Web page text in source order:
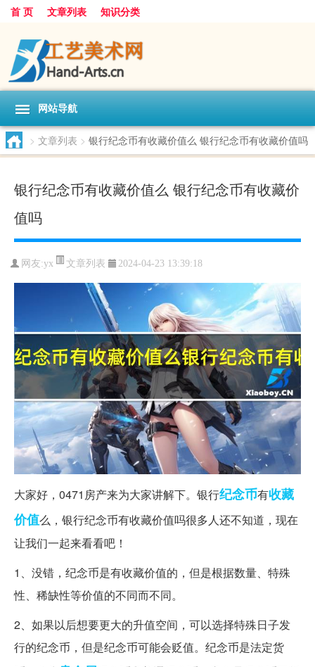
首 页 文章列表 知识分类
网站导航
> 文章列表 > 银行纪念币有收藏价值么 银行纪念币有收藏价值吗
银行纪念币有收藏价值么 银行纪念币有收藏价
值吗
网友:yx 文章列表 2024-04-23 13:39:18
大家好，0471房产来为大家讲解下。银行纪念币有收藏
价值么，银行纪念币有收藏价值吗很多人还不知道，现在
让我们一起来看看吧！
1、没错，纪念币是有收藏价值的，但是根据数量、特殊
性、稀缺性等价值的不同而不同。
2、如果以后想要更大的升值空间，可以选择特殊日子发
行的纪念币，但是纪念币可能会贬值。纪念币是法定货